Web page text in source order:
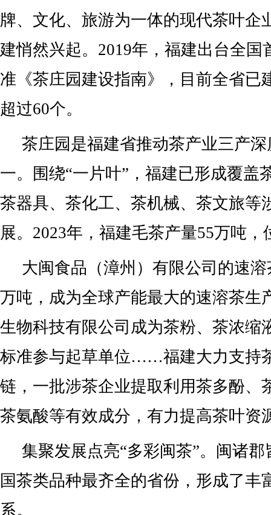
牌、文化、旅游为一体的现代茶叶企
建悄然兴起。2019年，福建出台全国
准《茶庄园建设指南》，目前全省已
超过60个。
茶庄园是福建省推动茶产业三产
一。围绕“一片叶”，福建已形成覆盖
茶器具、茶化工、茶机械、茶文旅等
展。2023年，福建毛茶产量55万吨
大闽食品（漳州）有限公司的速
万吨，成为全球产能最大的速溶茶生
生物科技有限公司成为茶粉、茶浓缩
标准参与起草单位……福建大力支持
链，一批涉茶企业提取利用茶多酚、
茶氨酸等有效成分，有力提高茶叶资
集聚发展点亮“多彩闽茶”。闽诸
国茶类品种最齐全的省份，形成了丰
系。